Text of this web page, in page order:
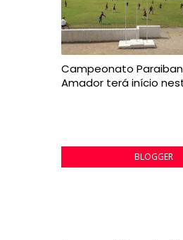
Campeonato
Amador terá início
BLOGGER